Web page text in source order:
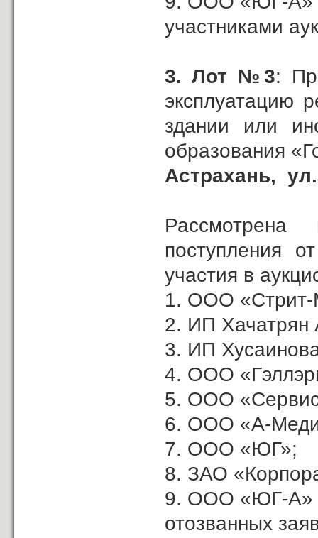
участниками
3. Лот №3:
эксплуатацию
здании или
образования
Астрахань,
поступления
участия в
1. ООО
2. ИП Хачатрян
3. ИП
4. ООО
5. ООО
6. ООО «А-
7. ООО «ЮГ»;
8. ЗАО
9. ООО «ЮГ-А»
отозванных